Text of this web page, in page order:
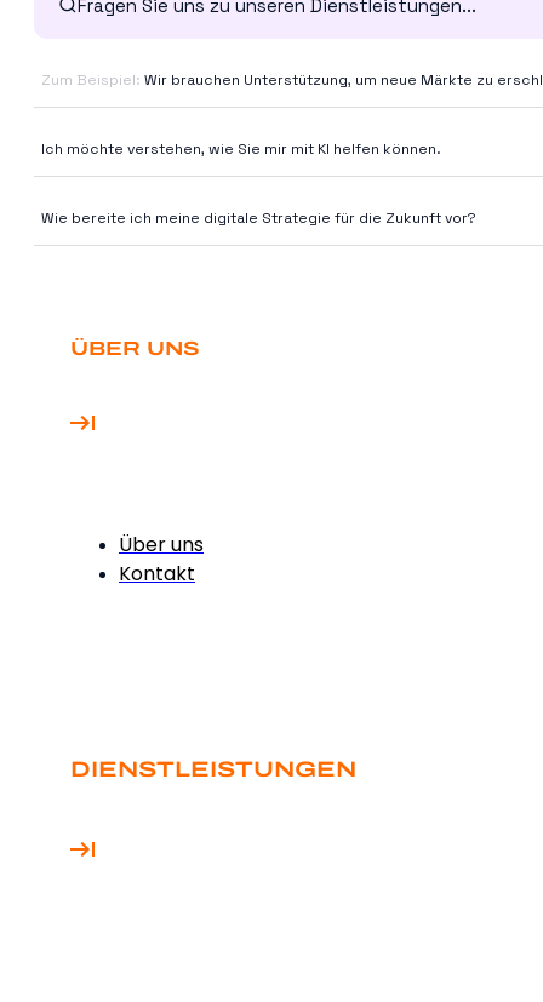
ÜBER UNS
Über uns
Kontakt
DIENSTLEISTUNGEN
Zum Beispiel: Wir brauchen Unterstützung, um neue Märkte zu
Ich möchte verstehen, wie Sie mir mit KI helfen können.
Wie bereite ich meine digitale Strategie für die Zukunft vor?